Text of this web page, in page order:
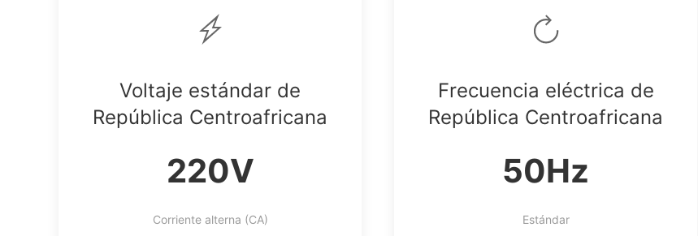
Voltaje estándar de
República Centroafricana
220V
Corriente alterna (CA)
Frecuencia eléctrica de
República Centroafricana
50Hz
Estándar